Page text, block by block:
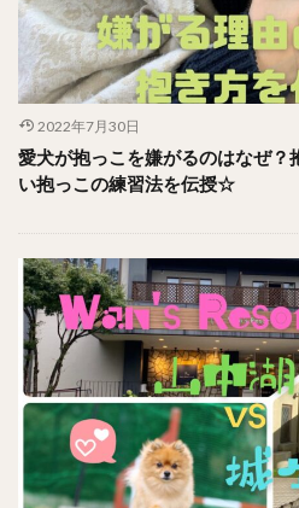
2022年7月30日
愛犬が抱っこを嫌がるのはなぜ？
い抱っこの練習法を伝授☆